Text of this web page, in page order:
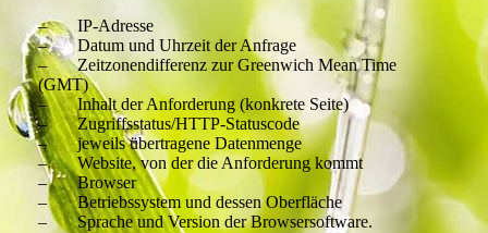
– IP-Adresse
– Datum und Uhrzeit der Anfrage
– Zeitzonendifferenz zur Greenwich Mean Time
(GMT)
– Inhalt der Anforderung (konkrete Seite)
– Zugriffsstatus/HTTP-Statuscode
– jeweils übertragene Datenmenge
– Website, von der die Anforderung kommt
– Browser
– Betriebssystem und dessen Oberfläche
– Sprache und Version der Browsersoftware.